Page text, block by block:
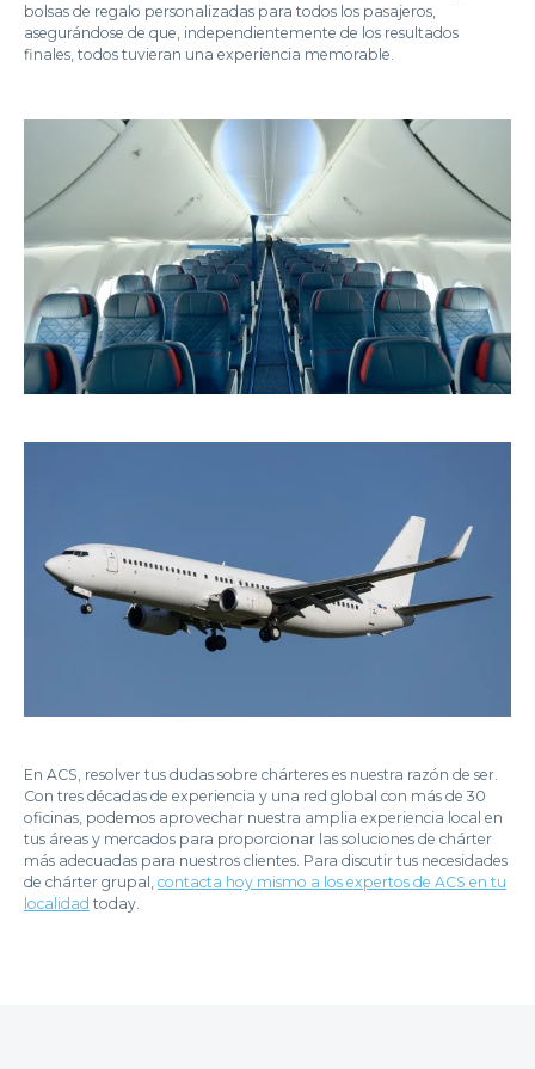
bolsas de regalo personalizadas para todos los pasajeros,
asegurándose de que, independientemente de los resultados
finales, todos tuvieran una experiencia memorable.
En ACS, resolver tus dudas sobre chárteres es nuestra razón de ser.
Con tres décadas de experiencia y una red global con más de 30
oficinas, podemos aprovechar nuestra amplia experiencia local en
tus áreas y mercados para proporcionar las soluciones de chárter
más adecuadas para nuestros clientes. Para discutir tus necesidades
de chárter grupal, contacta hoy mismo a los expertos de ACS en tu
localidad today.